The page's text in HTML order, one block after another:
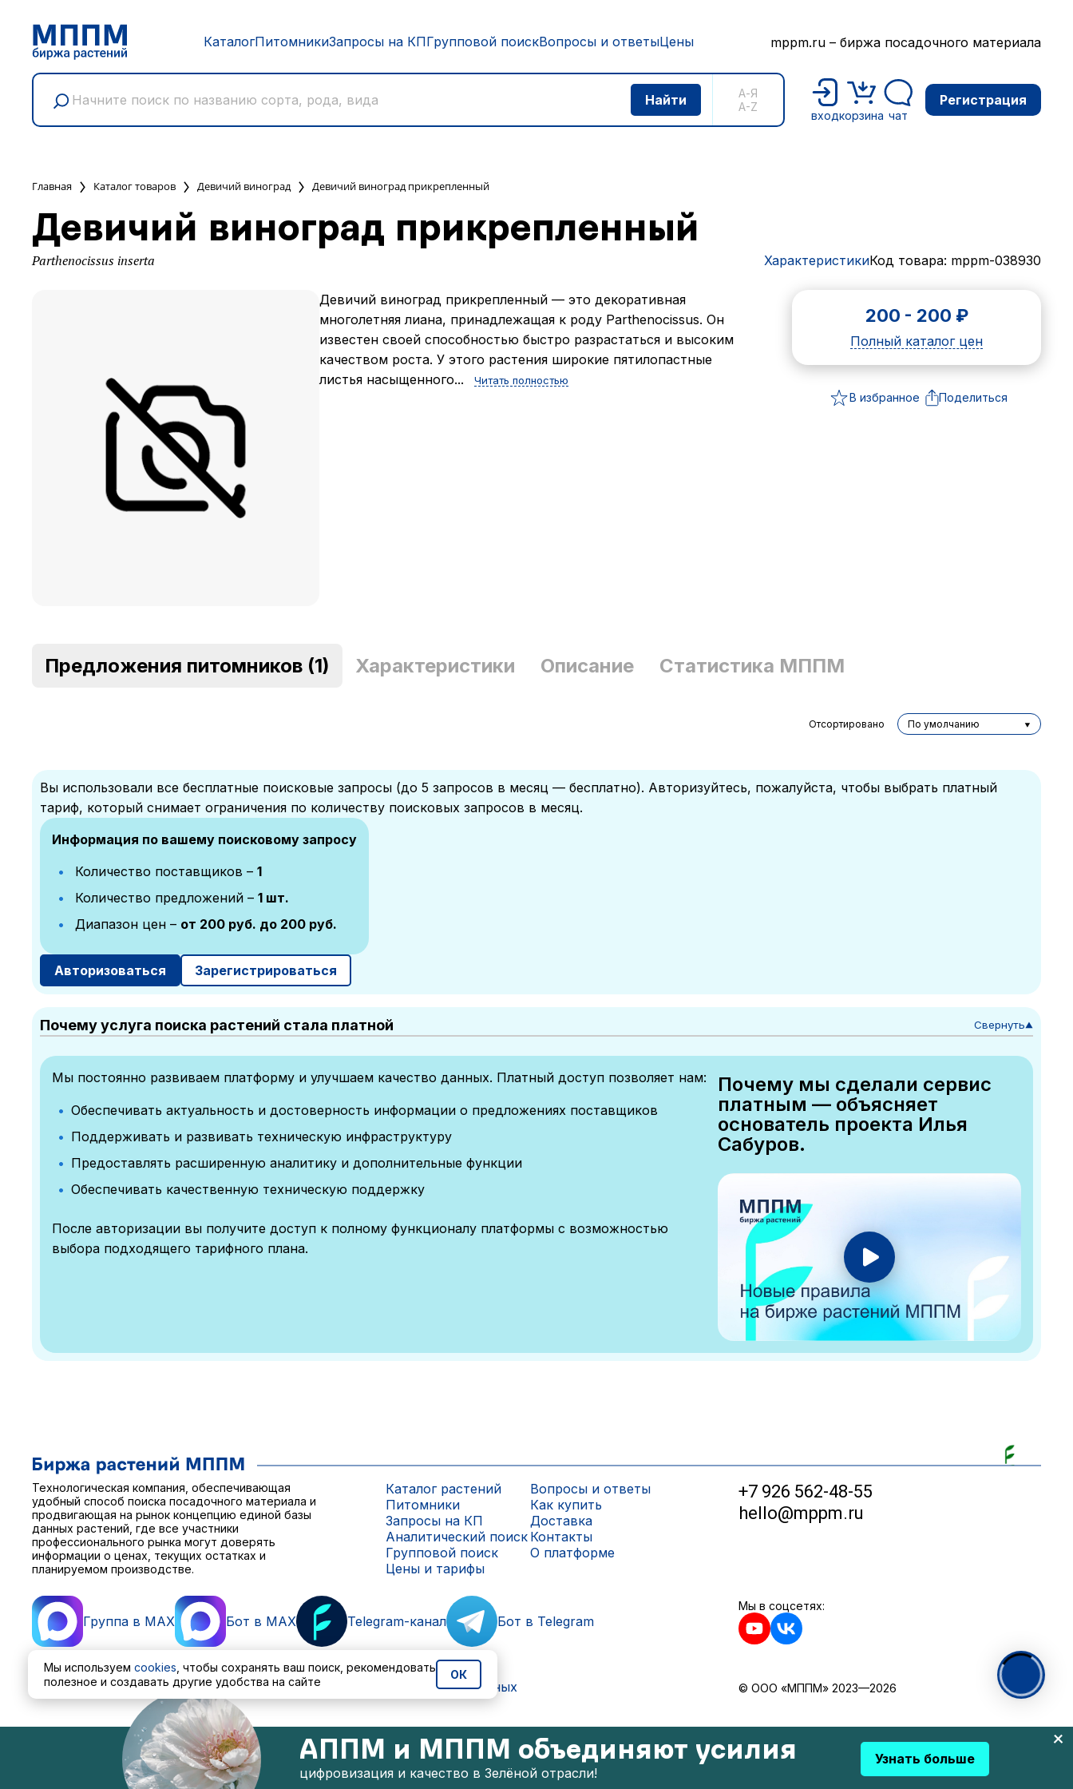
КаталогПитомникиЗапросы на КПГрупповой поискВопросы и ответыЦены mppm.ru – биржа посадочного материала
А-Я
A-Z
входкорзина чат
Регистрация
Главная Каталог товаров Девичий виноград Девичий виноград прикрепленный
Девичий виноград прикрепленный
Parthenocissus inserta ХарактеристикиКод товара: mppm-038930
Девичий виноград прикрепленный — это декоративная
многолетняя лиана, принадлежащая к роду Parthenocissus. Он
известен своей способностью быстро разрастаться и высоким
качеством роста. У этого растения широкие пятилопастные
листья насыщенного...
Читать полностью
200 - 200 ₽
Полный каталог цен
В избранное Поделиться
Предложения питомников (1) Характеристики Описание Статистика МППМ
Отсортировано По умолчанию
Вы использовали все бесплатные поисковые запросы (до 5 запросов в месяц — бесплатно). Авторизуйтесь, пожалуйста, чтобы выбрать платный
тариф, который снимает ограничения по количеству поисковых запросов в месяц.
Информация по вашему поисковому запросу
Количество поставщиков – 1
Количество предложений – 1 шт.
Диапазон цен – от 200 руб. до 200 руб.
Авторизоваться Зарегистрироваться
Почему услуга поиска растений стала платной Свернуть▼
Мы постоянно развиваем платформу и улучшаем качество данных. Платный доступ позволяет нам:
Обеспечивать актуальность и достоверность информации о предложениях поставщиков
Поддерживать и развивать техническую инфраструктуру
Предоставлять расширенную аналитику и дополнительные функции
Обеспечивать качественную техническую поддержку
После авторизации вы получите доступ к полному функционалу платформы с возможностью
выбора подходящего тарифного плана.
Почему мы сделали сервис
платным — объясняет
основатель проекта Илья
Сабуров.
АППМ и МППМ объединяют усилия
цифровизация и качество в Зелёной отрасли!
Узнать больше
Технологическая компания, обеспечивающая
удобный способ поиска посадочного материала и
продвигающая на рынок концепцию единой базы
данных растений, где все участники
профессионального рынка могут доверять
информации о ценах, текущих остатках и
планируемом производстве.
Каталог растений
Питомники
Запросы на КП
Аналитический поиск
Групповой поиск
Цены и тарифы
Вопросы и ответы
Как купить
Доставка
Контакты
О платформе
+7 926 562-48-55
hello@mppm.ru
Группа в MAX Бот в MAX Telegram-канал Бот в Telegram
Мы в соцсетях:
Пользовательское соглашениеПолитика обработки персональных данных © ООО «МППМ» 2023—2026
Мы используем cookies , чтобы сохранять ваш поиск, рекомендовать
полезное и создавать другие удобства на сайте
ОК